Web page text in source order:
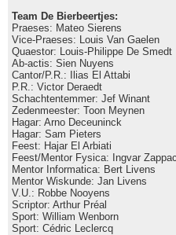
Team De Bierbeertjes:
Praeses: Mateo Sierens
Vice-Praeses: Louis Van Gaelen
Quaestor: Louis-Philippe De Smedt
Ab-actis: Sien Nuyens
Cantor/P.R.: Ilias El Attabi
P.R.: Victor Deraedt
Schachtentemmer: Jef Winant
Zedenmeester: Toon Meynen
Hagar: Arno Deceuninck
Hagar: Sam Pieters
Feest: Hajar El Arbiati
Feest/Mentor Fysica: Ingvar
Mentor Informatica: Bert Livens
Mentor Wiskunde: Jan Livens
V.U.: Robbe Nooyens
Scriptor: Arthur Préal
Sport: William Wenborn
Sport: Cédric Leclercq